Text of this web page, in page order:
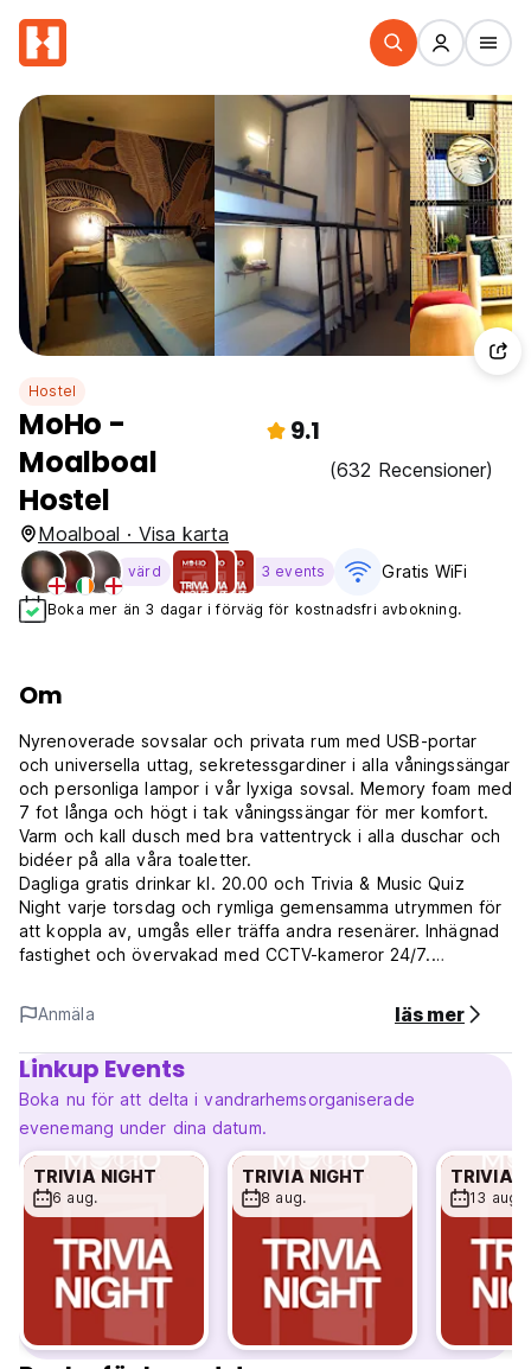
Hostel
MoHo -
Moalboal
Hostel
9.1
(632 Recensioner)
Moalboal · Visa karta
värd 3 events Gratis WiFi
Boka mer än 3 dagar i förväg för kostnadsfri avbokning.
Om
Nyrenoverade sovsalar och privata rum med USB-portar
och universella uttag, sekretessgardiner i alla våningssängar
och personliga lampor i vår lyxiga sovsal. Memory foam med
7 fot långa och högt i tak våningssängar för mer komfort.
Varm och kall dusch med bra vattentryck i alla duschar och
bidéer på alla våra toaletter.
Dagliga gratis drinkar kl. 20.00 och Trivia & Music Quiz
Night varje torsdag och rymliga gemensamma utrymmen för
att koppla av, umgås eller träffa andra resenärer. Inhägnad
fastighet och övervakad med CCTV-kameror 24/7.
senaste 6 åren.
Villkor
Avbokningsregler: Minst 48 timmar före ankomst
Incheckning från kl. 14.00 till 23.00
Utcheckning före kl. 12.00 till 13.00
Betalning endast kontant vid ankomst.
Skatter ingår.
Allmän:
Inget utegångsförbud.
Quite Hours: 23:00-8:00
Förbjudet att röka, äta och dricka alkoholhaltiga drycker
inne i rummen.
Åldersbegränsning: Endast över 18 år.
Receptionens öppettider kl. 07.00-22.00. (Auto-translated
from original language)
Anmäla läs mer
Linkup Events
Boka nu för att delta i vandrarhemsorganiserade
evenemang under dina datum.
TRIVIA NIGHT
6 aug.
TRIVIA NIGHT
8 aug.
TRIVIA
13 aug.